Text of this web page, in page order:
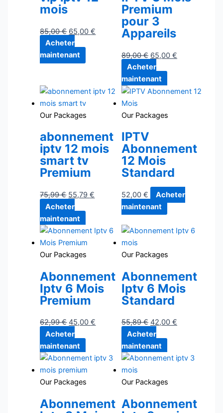
mois
85,00€ 65,00€
Acheter
maintenant
Premium
pour 3
Appareils
89,00€ 65,00 €
Acheter
maintenant
Our Packages
abonnement
iptv 12 mois
smart tv
Premium
75,99€ 55,79€
Acheter
maintenant
Our Packages
IPTV
Abonnement
12 Mois
Standard
52,00 €
Acheter
maintenant
Our Packages
Abonnement
Iptv 6 Mois
Premium
62,99€ 45,00€
Acheter
maintenant
Our Packages
Abonnement
Iptv 6 Mois
Standard
55,89€ 42,00 €
Acheter
maintenant
Our Packages
Abonnement
Our Packages
Abonnement